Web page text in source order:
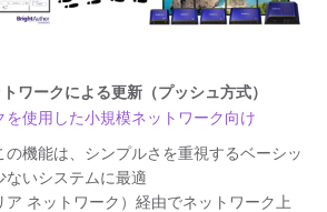
ワークによる更新（プッシュ方式）
を使用した小規模ネットワーク向け
の機能は、シンプルさを重視するベーシッ
ないシステムに最適
ア ネットワーク）経由でネットワーク上